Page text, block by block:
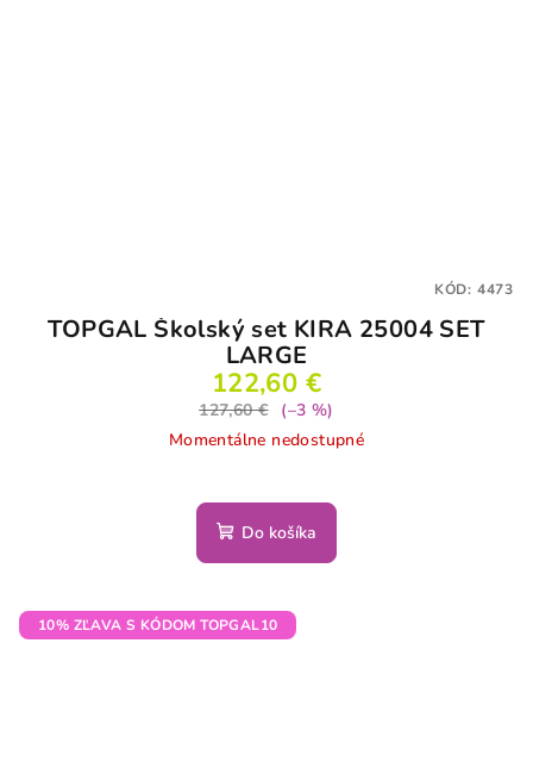
TOPGAL Školský set KIRA 25004 SET
LARGE
122,60 €
127,60 €
(–3 %)
Momentálne nedostupné
Do košíka
KÓD: 4473
10% ZĽAVA S KÓDOM TOPGAL10